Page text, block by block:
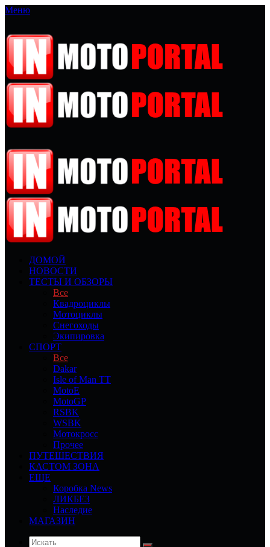
Меню
ДОМОЙ
НОВОСТИ
ТЕСТЫ И ОБЗОРЫ
Все
Квадроциклы
Мотоциклы
Снегоходы
Экипировка
СПОРТ
Все
Dakar
Isle of Man TT
MotoE
MotoGP
RSBK
WSBK
Мотокросс
Прочее
ПУТЕШЕСТВИЯ
КАСТОМ ЗОНА
ЕЩЕ
Коробка News
ЛИКБЕЗ
Наследие
МАГАЗИН